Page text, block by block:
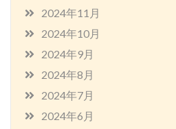
2024年11月
2024年10月
2024年9月
2024年8月
2024年7月
2024年6月